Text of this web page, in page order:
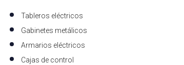
Tableros eléctricos
Gabinetes metálicos
Armarios eléctricos
Cajas de control